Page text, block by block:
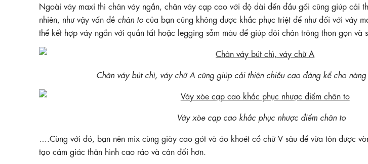
Ngoài váy maxi thì chân váy ngắn, chân váy cạp cao với độ dài đến đầu gối cũng giúp cải
nhiên, như vậy vấn đề chân to của bạn cũng không được khắc phục triệt để như đối với váy
thể kết hợp váy ngắn với quần tất hoặc legging sẫm màu để giúp đôi chân trông thon gọn và
Chân váy bút chì, váy chữ A cũng giúp cải thiện chiều cao đáng kể cho
Váy xòe cạp cao khắc phục nhược điểm chân to
….Cùng với đó, bạn nên mix cùng giày cao gót và áo khoét cổ chữ V sâu để vừa tôn được
tạo cảm giác thân hình cao ráo và cân đối hơn.